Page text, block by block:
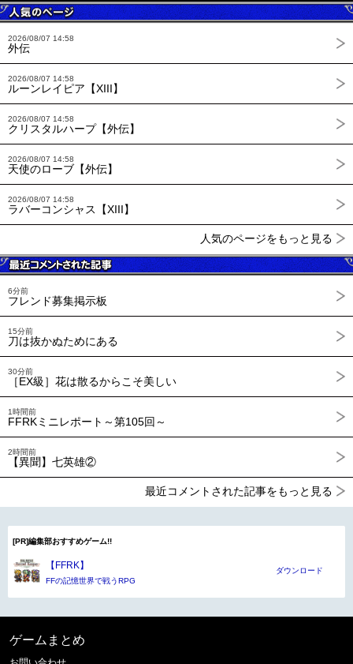
2026/08/07 14:58
外伝
2026/08/07 14:58
ルーンレイピア【XIII】
2026/08/07 14:58
クリスタルハープ【外伝】
2026/08/07 14:58
天使のローブ【外伝】
2026/08/07 14:58
ラバーコンシャス【XIII】
人気のページをもっと見る
6分前
フレンド募集掲示板
15分前
刀は抜かぬためにある
30分前
［EX級］花は散るからこそ美しい
1時間前
FFRKミニレポート～第105回～
2時間前
【異聞】七英雄②
最近コメントされた記事をもっと見る
[PR]編集部おすすめゲーム!!
【FFRK】
FFの記憶世界で戦うRPG
ダウンロード
ゲームまとめ